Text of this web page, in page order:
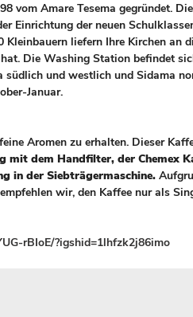
vom Amare Tesema gegründet.
Einrichtung der neuen
liefern Ihre Kirchen an
Die Washing Station befindet
südlich und westlich und Sidama
Januar.
Aromen zu erhalten. Dieser
mit dem Handfilter, der Chemex
in der Siebträgermaschine.
wir, den Kaffee nur als
rBIoE/?igshid=1lhfzk2j86imo